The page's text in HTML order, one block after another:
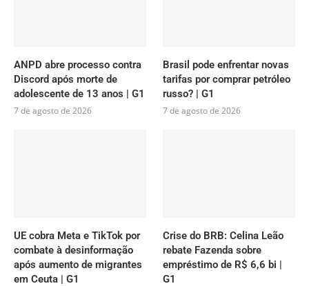
ANPD abre processo contra
Discord após morte de
adolescente de 13 anos | G1
7 de agosto de 2026
Brasil pode enfrentar novas
tarifas por comprar petróleo
russo? | G1
7 de agosto de 2026
UE cobra Meta e TikTok por
combate à desinformação
após aumento de migrantes
em Ceuta | G1
Crise do BRB: Celina Leão
rebate Fazenda sobre
empréstimo de R$ 6,6 bi |
G1